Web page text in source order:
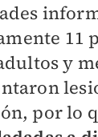
11
y
por lo